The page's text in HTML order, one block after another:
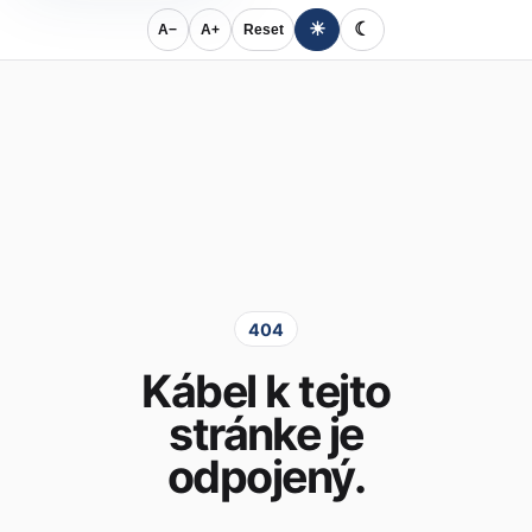
A− A+ Reset ☀ ☾
404
Kábel k tejto
stránke je
odpojený.